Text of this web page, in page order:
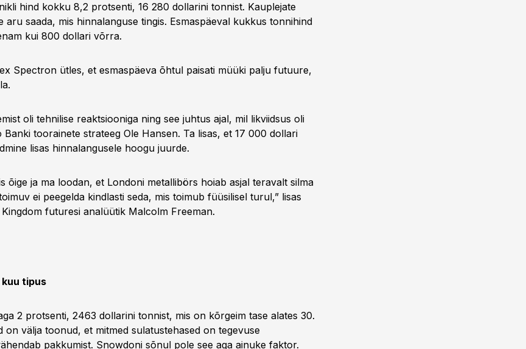
hind kokku 8,2 protsenti, 16 280 dollarini tonnist. Kauplejate
aru saada, mis hinnalanguse tingis. Esmaspäeval kukkus tonnihind
kui 800 dollari võrra.
Spectron ütles, et esmaspäeva õhtul paisati müüki palju futuure,
oli tehnilise reaktsiooniga ning see juhtus ajal, mil likviidsus oli
Banki toorainete strateeg Ole Hansen. Ta lisas, et 17 000 dollari
lisas hinnalangusele hoogu juurde.
õige ja ma loodan, et Londoni metallibörs hoiab asjal teravalt silma
ei peegelda kindlasti seda, mis toimub füüsilisel turul,” lisas
futuresi analüütik Malcolm Freeman.
kuu tipus
2 protsenti, 2463 dollarini tonnist, mis on kõrgeim tase alates 30.
on välja toonud, et mitmed sulatustehased on tegevuse
pakkumist. Snowdoni sõnul pole see aga ainuke faktor.